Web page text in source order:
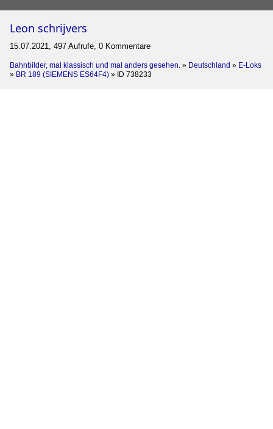
Leon schrijvers
15.07.2021, 497 Aufrufe, 0 Kommentare
Bahnbilder, mal klassisch und mal anders gesehen. » Deutschland » E-Loks
» BR 189 (SIEMENS ES64F4) » ID 738233